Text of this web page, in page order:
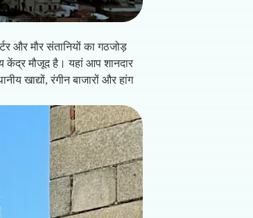
और मौर संतानियों का गठजोड़
केंद्र मौजूद है। यहां आप शानदार
खाद्यों, रंगीन बाजारों और हांग